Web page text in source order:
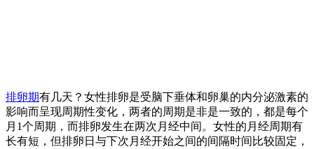
排卵期有几天？女性排卵是受脑下垂体和卵巢的内分泌激素的
影响而呈现周期性变化，两者的周期是非是一致的，都是每个
月1个周期，而排卵发生在两次月经中间。女性的月经周期有
长有短，但排卵日与下次月经开始之间的间隔时间比较固定，